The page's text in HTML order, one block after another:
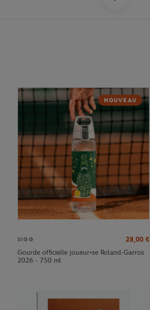
NOUVEAU
SIGG 28,00 €
Gourde officielle joueur•se Roland-Garros
2026 - 750 ml